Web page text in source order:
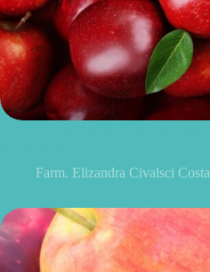
Farm. Elizandra Civalsci Costa